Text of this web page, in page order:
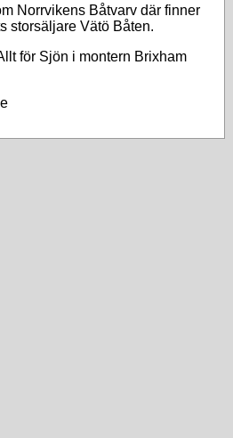
Norrvikens Båtvarv där finner
storsäljare Vätö Båten.
för Sjön i montern Brixham